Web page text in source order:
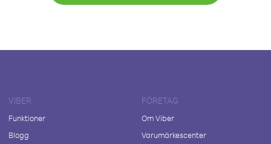
VIBER
Funktioner
Blogg
FÖRETAG
Om Viber
Varumärkescenter